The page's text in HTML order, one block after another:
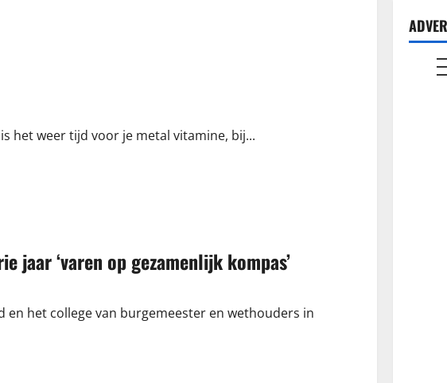
het weer tijd voor je metal vitamine, bij...
jaar ‘varen op gezamenlijk kompas’
het college van burgemeester en wethouders in